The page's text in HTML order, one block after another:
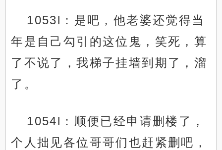
1053l：是吧，他老婆还觉得当
年是自己勾引的这位鬼，笑死，算
了不说了，我梯子挂墙到期了，溜
了。
1054l：顺便已经申请删楼了，
个人拙见各位哥哥们也赶紧删吧，